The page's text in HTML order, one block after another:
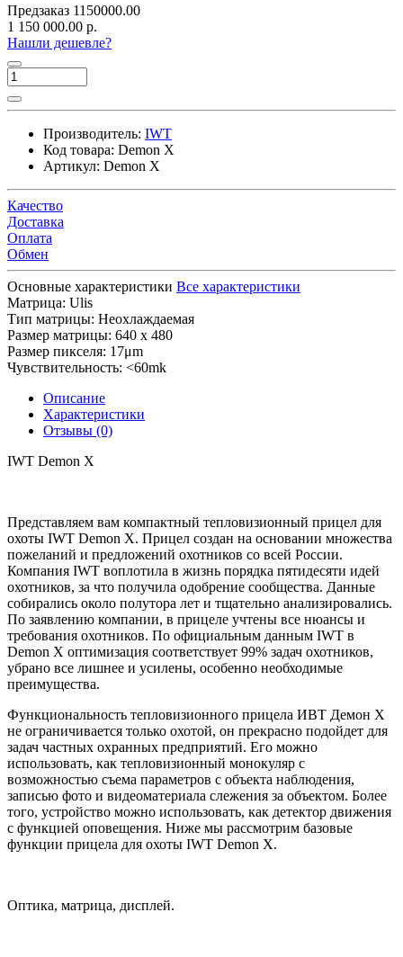
Предзаказ 1150000.00
1 150 000.00 р.
Нашли дешевле?
Производитель: IWT
Код товара: Demon X
Артикул: Demon X
Качество
Доставка
Оплата
Обмен
Основные характеристики Все характеристики
Матрица: Ulis
Тип матрицы: Неохлаждаемая
Размер матрицы: 640 x 480
Размер пикселя: 17μm
Чувствительность: <60mk
Описание
Характеристики
Отзывы (0)
IWT Demon X
Представляем вам компактный тепловизионный прицел для
охоты IWT Demon X. Прицел создан на основании множества
пожеланий и предложений охотников со всей России.
Компания IWT воплотила в жизнь порядка пятидесяти идей
охотников, за что получила одобрение сообщества. Данные
собирались около полутора лет и тщательно анализировались.
По заявлению компании, в прицеле учтены все нюансы и
требования охотников. По официальным данным IWT в
Demon X оптимизация соответствует 99% задач охотников,
убрано все лишнее и усилены, особенно необходимые
преимущества.
Функциональность тепловизионного прицела ИВТ Демон X
не ограничивается только охотой, он прекрасно подойдет для
задач частных охранных предприятий. Его можно
использовать, как тепловизионный монокуляр с
возможностью съема параметров с объекта наблюдения,
записью фото и видеоматериала слежения за объектом. Более
того, устройство можно использовать, как детектор движения
с функцией оповещения. Ниже мы рассмотрим базовые
функции прицела для охоты IWT Demon X.
Оптика, матрица, дисплей.